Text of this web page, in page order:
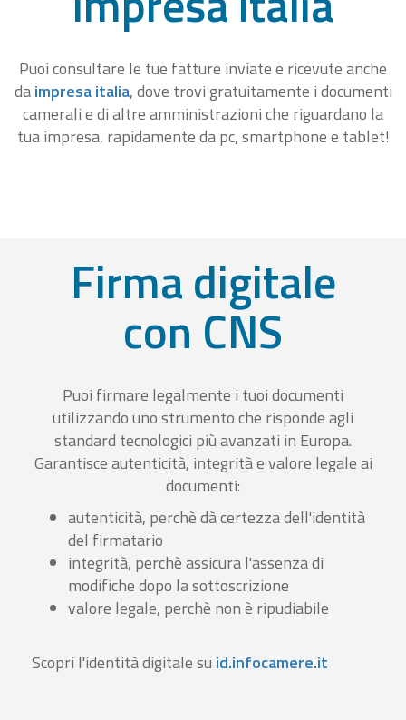
Puoi consultare le tue fatture inviate e ricevute anche
daimpresa italia, dove trovi gratuitamente i documenti
camerali e di altre amministrazioni che riguardano la
tua impresa, rapidamente da pc, smartphone e tablet!
Firma digitale
con CNS
Puoi firmare legalmente i tuoi documenti
utilizzando uno strumento che risponde agli
standard tecnologici più avanzati in Europa.
Garantisce autenticità, integrità e valore legale ai
documenti:
autenticità, perchè dà certezza dell'identità
del firmatario
integrità, perchè assicura l'assenza di
modifiche dopo la sottoscrizione
valore legale, perchè non è ripudiabile
Scopri l'identità digitale su id.infocamere.it